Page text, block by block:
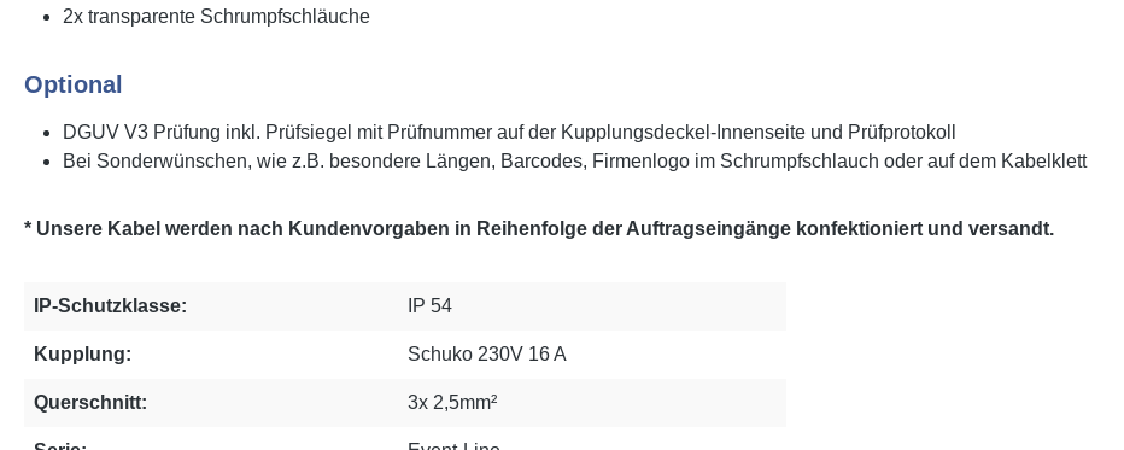
2x transparente Schrumpfschläuche
Optional
DGUV V3 Prüfung inkl. Prüfsiegel mit Prüfnummer auf der Kupplungsdeckel-Innenseite und Prüfprotokoll
Bei Sonderwünschen, wie z.B. besondere Längen, Barcodes, Firmenlogo im Schrumpfschlauch oder auf dem Kabelklett
* Unsere Kabel werden nach Kundenvorgaben in Reihenfolge der Auftragseingänge konfektioniert und versandt.
IP-Schutzklasse: IP 54
Kupplung: Schuko 230V 16 A
Querschnitt: 3x 2,5mm²